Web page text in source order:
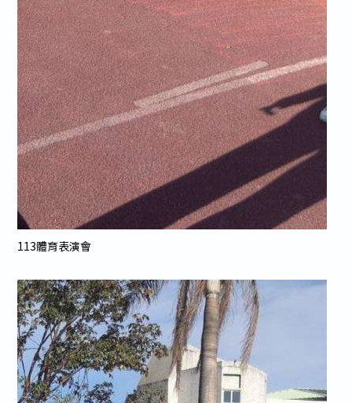
113體育表演會